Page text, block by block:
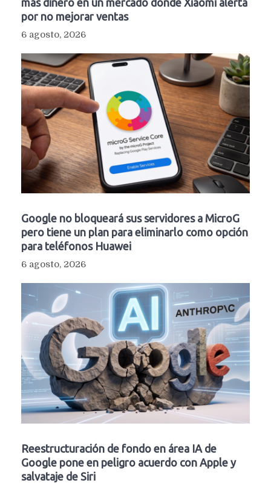
por no mejorar ventas
6 agosto, 2026
Google no bloqueará sus servidores a MicroG
pero tiene un plan para eliminarlo como opción
para teléfonos Huawei
6 agosto, 2026
Reestructuración de fondo en área IA de
Google pone en peligro acuerdo con Apple y
salvataje de Siri